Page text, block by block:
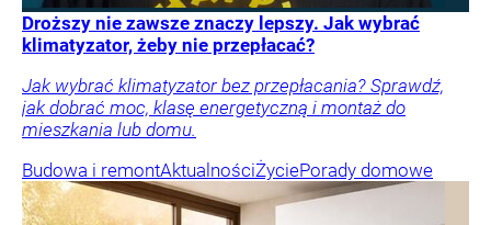
Droższy nie zawsze znaczy lepszy. Jak wybrać
klimatyzator, żeby nie przepłacać?
Jak wybrać klimatyzator bez przepłacania? Sprawdź,
jak dobrać moc, klasę energetyczną i montaż do
mieszkania lub domu.
Budowa i remontAktualnościŻyciePorady domowe